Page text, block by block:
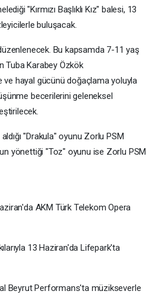
"Kırmızı Başlıklı Kız" balesi, 13
buluşacak.
Bu kapsamda 7-11 yaş
Tuba Karabey Özkök
ve hayal gücünü doğaçlama yoluyla
becerilerini geleneksel
"Drakula" oyunu Zorlu PSM
yönettiği "Toz" oyunu ise Zorlu PSM
AKM Türk Telekom Opera
13 Haziran'da Lifepark'ta
Beyrut Performans'ta müzikseverle